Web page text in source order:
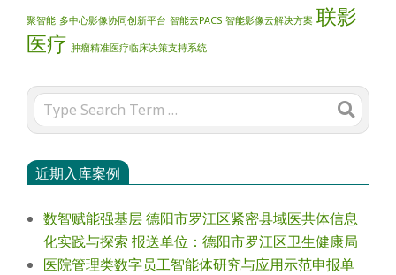
聚智能 多中心影像协同创新平台 智能云PACS 智能影像云解决方案 联影
医疗 肿瘤精准医疗临床决策支持系统
Search
近期入库案例
数智赋能强基层 德阳市罗江区紧密县域医共体信息
化实践与探索 报送单位：德阳市罗江区卫生健康局
医院管理类数字员工智能体研究与应用示范申报单